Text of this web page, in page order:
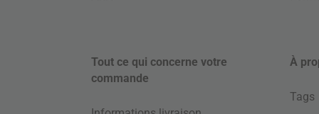
Tout ce qui concerne votre
commande
À
Tags